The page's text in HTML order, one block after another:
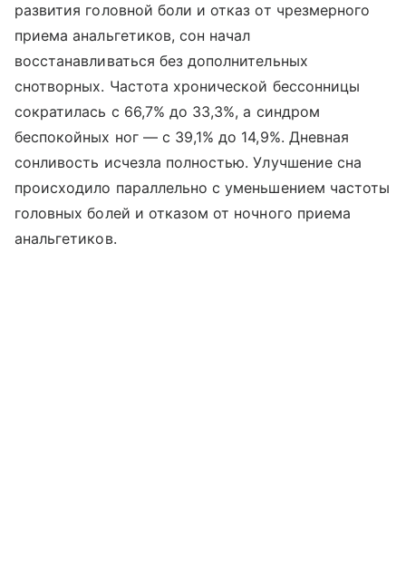
развития головной боли и отказ от чрезмерного
приема анальгетиков, сон начал
восстанавливаться без дополнительных
снотворных. Частота хронической бессонницы
сократилась с 66,7% до 33,3%, а синдром
беспокойных ног — с 39,1% до 14,9%. Дневная
сонливость исчезла полностью. Улучшение сна
происходило параллельно с уменьшением частоты
головных болей и отказом от ночного приема
анальгетиков.